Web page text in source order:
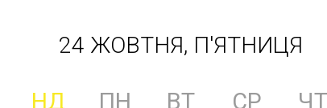
24 ЖОВТНЯ, П'ЯТНИЦЯ
НД ПН ВТ СР ЧТ